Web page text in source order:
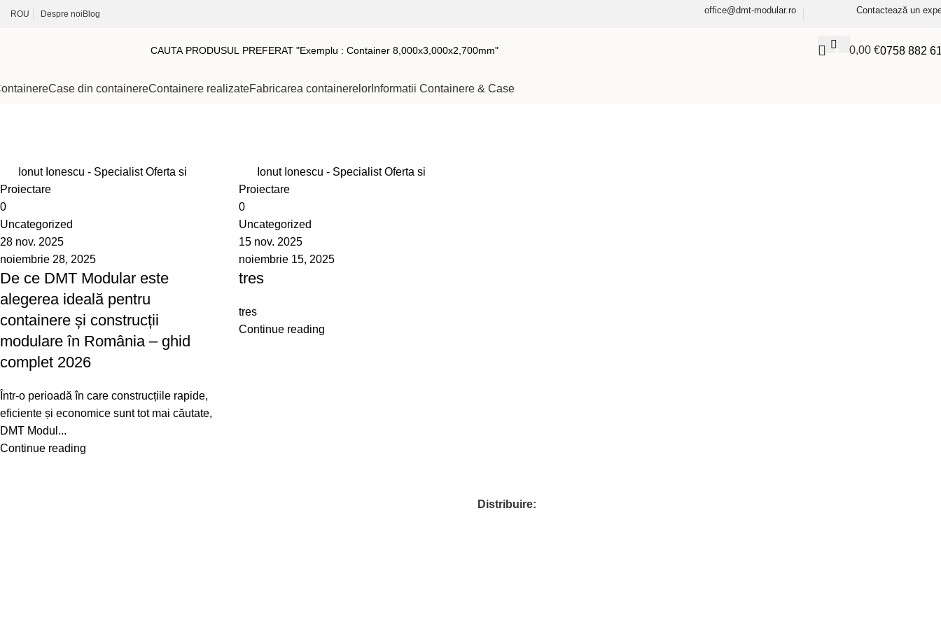
ROU Despre noi Blog office@dmt-modular.ro Contactează un
0 0,00 €0758 882
Case din containereContainere realizateFabricarea containerelor Informatii Containere & Case
Ionut Ionescu - Specialist Oferta si
Proiectare
0
Uncategorized
28 nov. 2025
noiembrie 28, 2025
De ce DMT Modular este
alegerea ideală pentru
containere și construcții
modulare în România – ghid
complet 2026
Într-o perioadă în care construcțiile rapide,
eficiente și economice sunt tot mai căutate,
DMT Modul...
Continue reading
Ionut Ionescu - Specialist Oferta si
Proiectare
0
Uncategorized
15 nov. 2025
noiembrie 15, 2025
tres
tres
Continue reading
Distribuire: